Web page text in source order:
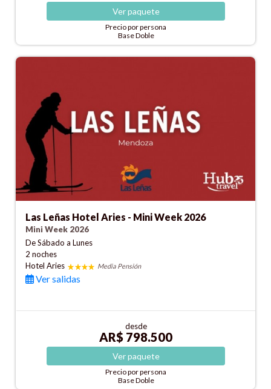
Verpaquete
Precio por persona
Base Doble
Las Leñas Hotel Aries - Mini Week 2026
Mini Week 2026
De Sábado a Lunes
2 noches
Hotel Aries
Media Pensión
Ver salidas
desde
AR$ 798.500
Verpaquete
Precio por persona
Base Doble